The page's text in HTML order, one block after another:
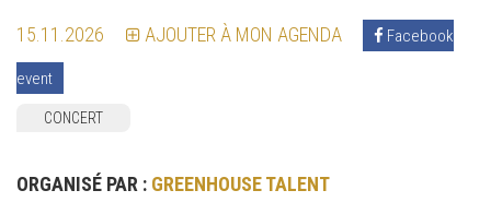
15.11.2026 AJOUTER À MON AGENDA Facebook
event
CONCERT
ORGANISÉ PAR : GREENHOUSE TALENT